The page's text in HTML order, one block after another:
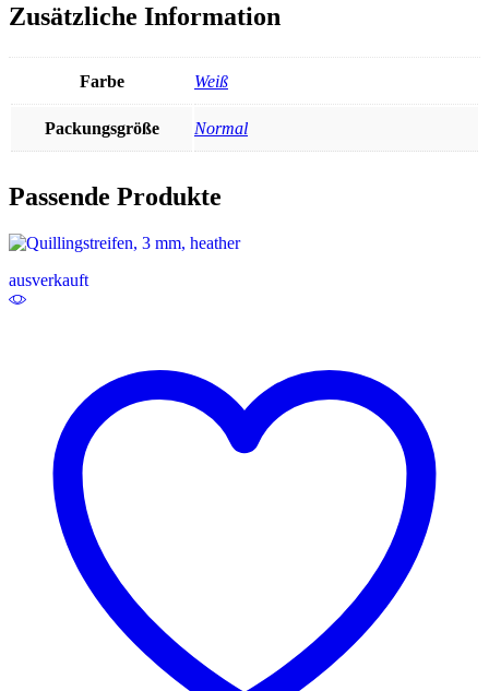
Zusätzliche Information
Farbe Weiß
Packungsgröße Normal
Passende Produkte
ausverkauft